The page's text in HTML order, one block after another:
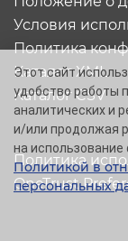
Условия
Политика
Каталог XML
Каталог CSV
Политика
OneTrust
Этот сайт
удобство работы
аналитических и
и/или продолжая
на
Политикой в
персональных